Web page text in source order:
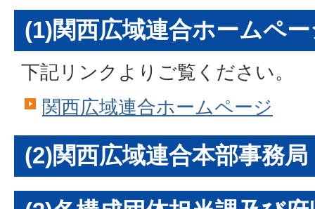
(1)関西広域連合ホームペ
下記リンクよりご覧ください。
関西広域連合ホームページ
(2)関西広域連合本部事務局